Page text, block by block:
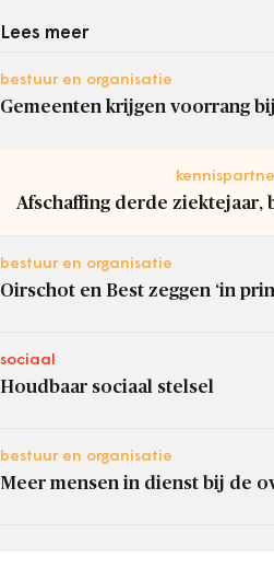
Lees meer
bestuur en organisatie
Gemeenten krijgen voorrang
Afschaffing derde ziektejaar,
bestuur en organisatie
Oirschot en Best zeggen ‘in
sociaal
Houdbaar sociaal stelsel
bestuur en organisatie
Meer mensen in dienst bij de